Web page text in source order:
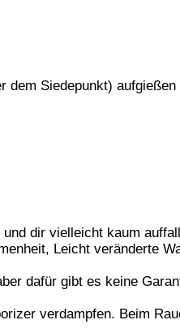
Siedepunkt)
dir vielleicht kaum
Leicht veränderte
dafür gibt es keine
verdampfen. Beim